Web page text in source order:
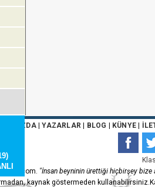
|YAZARLAR BLOG KÜNYE|
"İnsan beyninin ürettiği hiçbirşey bize
kaynak göstermeden